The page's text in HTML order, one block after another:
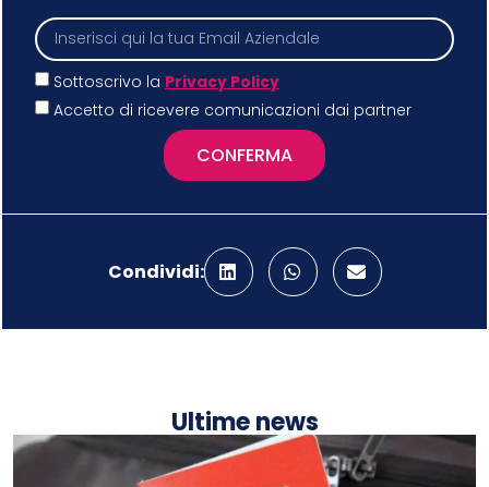
Sottoscrivo la Privacy Policy
Accetto di ricevere comunicazioni dai partner
CONFERMA
Condividi:
Ultime news